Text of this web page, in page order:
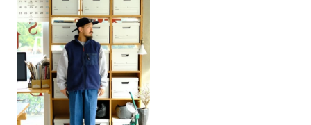
ブランド